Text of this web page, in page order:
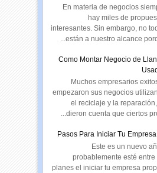
En materia de negocios
hay miles de
interesantes. Sin embargo, no
están a nuestro alcance
Como Montar Negocio de
Muchos empresarios
empezaron sus negocios
el reciclaje y la
dieron cuenta que ciertos
Este es un nuevo
probablemente esté entre
planes el iniciar tu empresa